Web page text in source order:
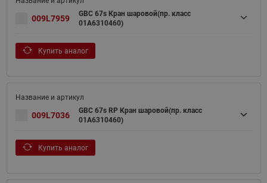
009L7959
GBC 67s Кран шаровой(пр. класс
01A6310460)
Купить аналог
009L7036
GBC 67s RP Кран шаровой(пр. класс
01A6310460)
Купить аналог